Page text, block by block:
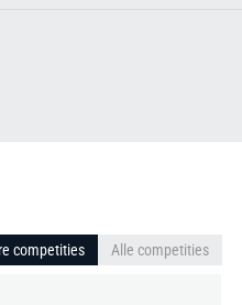
competities Alle competities